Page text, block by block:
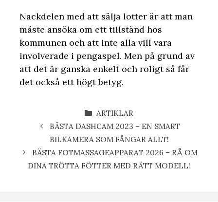
Nackdelen med att sälja lotter är att man
måste ansöka om ett tillstånd hos
kommunen och att inte alla vill vara
involverade i pengaspel. Men på grund av
att det är ganska enkelt och roligt så får
det också ett högt betyg.
KATEGORIER
ARTIKLAR
BÄSTA DASHCAM 2023 – EN SMART
BILKAMERA SOM FÅNGAR ALLT!
BÄSTA FOTMASSAGEAPPARAT 2026 – RÅ OM
DINA TRÖTTA FÖTTER MED RÄTT MODELL!